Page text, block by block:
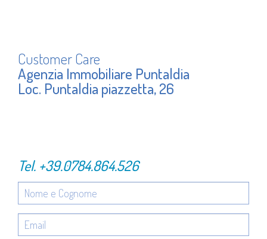
Customer Care
Agenzia Immobiliare Puntaldia
Loc. Puntaldia piazzetta, 26
Tel. +39.0784.864.526